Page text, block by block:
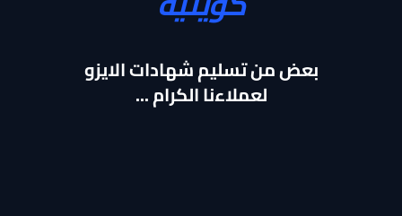
بعض من تسليم شهادات الايزو
لعملاءنا الكرام ...